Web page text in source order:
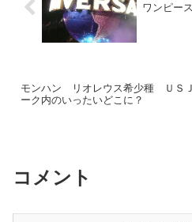
ワンピー
モンハン リオレウス希少種 ＵＳ
ーク内のいったいどこに？
コメント